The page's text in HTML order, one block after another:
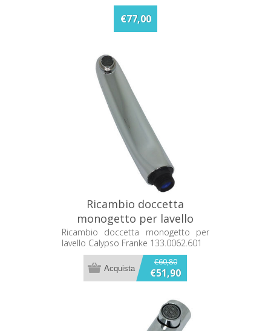
€77,00
Ricambio doccetta
monogetto per lavello
Calypso Franke 133.0062.601
Ricambio doccetta monogetto per
lavello Calypso Franke 133.0062.601
€60,80
€51,90